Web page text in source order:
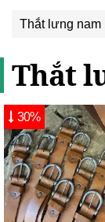
Thắt lưng nam
Thắt
30%